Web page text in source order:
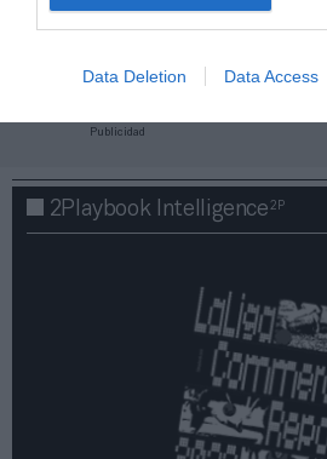
Data Deletion Data Access
¡Haz click aquí y accede sin
Publicidad
2Playbook Intelligence2P